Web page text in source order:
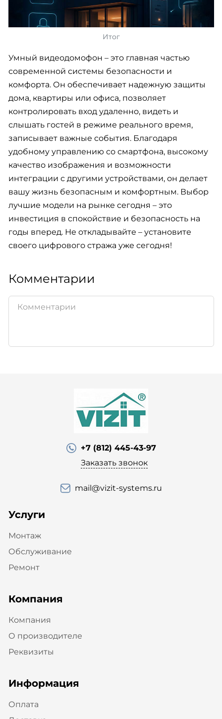
Итог
Умный видеодомофон – это главная частью
современной системы безопасности и
комфорта. Он обеспечивает надежную защиты
дома, квартиры или офиса, позволяет
контролировать вход удаленно, видеть и
слышать гостей в режиме реального время,
записывает важные события. Благодаря
удобному управлению со смартфона, высокому
качество изображения и возможности
интеграции с другими устройствами, он делает
вашу жизнь безопасным и комфортным. Выбор
лучшие модели на рынке сегодня – это
инвестиция в спокойствие и безопасность на
годы вперед. Не откладывайте – установите
своего цифрового стража уже сегодня!
Комментарии
+7 (812) 445-43-97
Заказать звонок
mail@vizit-systems.ru
Услуги
Монтаж
Обслуживание
Ремонт
Компания
Компания
О производителе
Реквизиты
Информация
Оплата